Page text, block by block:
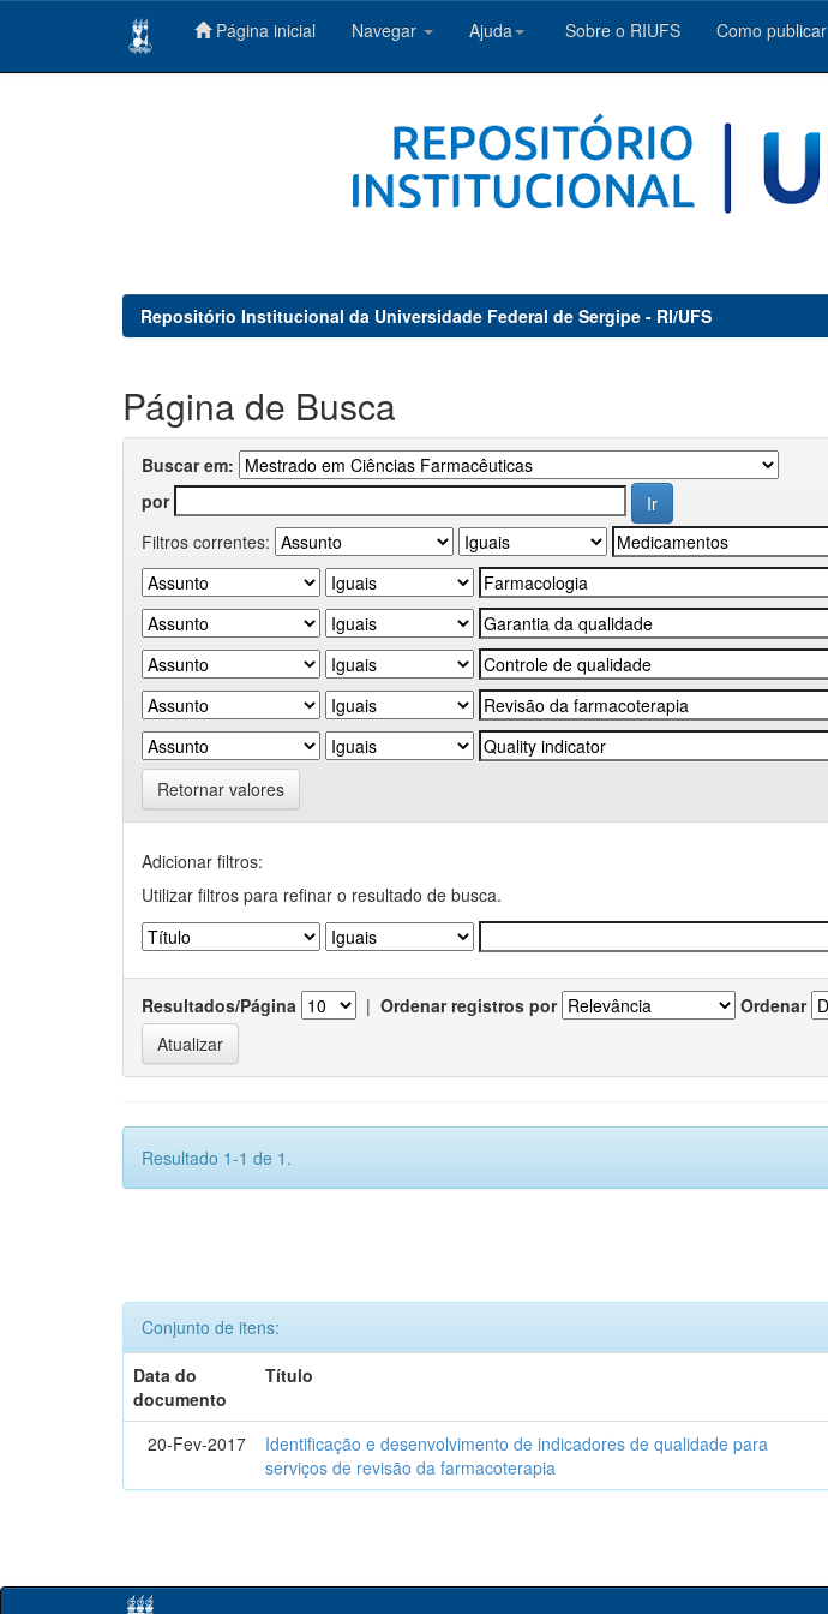
Página inicial Navegar Ajuda Sobre o RIUFS Como publicar
Repositório Institucional da Universidade Federal de Sergipe - RI/UFS
Página de Busca
Buscar em:
por
Filtros correntes:
Retornar valores
Adicionar filtros:
Utilizar filtros para refinar o resultado de busca.
Resultados/Página | Ordenar registros por Ordenar
Resultado 1-1 de 1.
Conjunto de itens:
Data do
documento
Título
20-Fev-2017
Identificação e desenvolvimento de indicadores de qualidade para
serviços de revisão da farmacoterapia